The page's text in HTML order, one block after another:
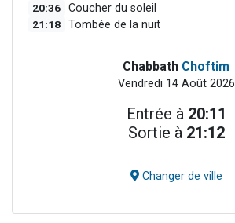
20:36 Coucher du soleil
21:18 Tombée de la nuit
Chabbath Choftim
Vendredi 14 Août 2026
Entrée à 20:11
Sortie à 21:12
Changer de ville